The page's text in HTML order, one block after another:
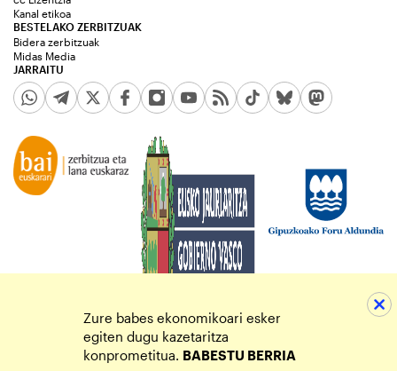
JARRAITU
Kanal etikoa
BESTELAKO ZERBITZUAK
Bidera zerbitzuak
Midas Media
Zure babes ekonomikoari esker
egiten dugu kazetaritza
konprometitua. BABESTU BERRIA